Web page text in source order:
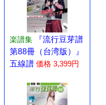
楽譜集
『流行豆芽譜
第88冊（台湾版）』
五線譜 価格 3,399円